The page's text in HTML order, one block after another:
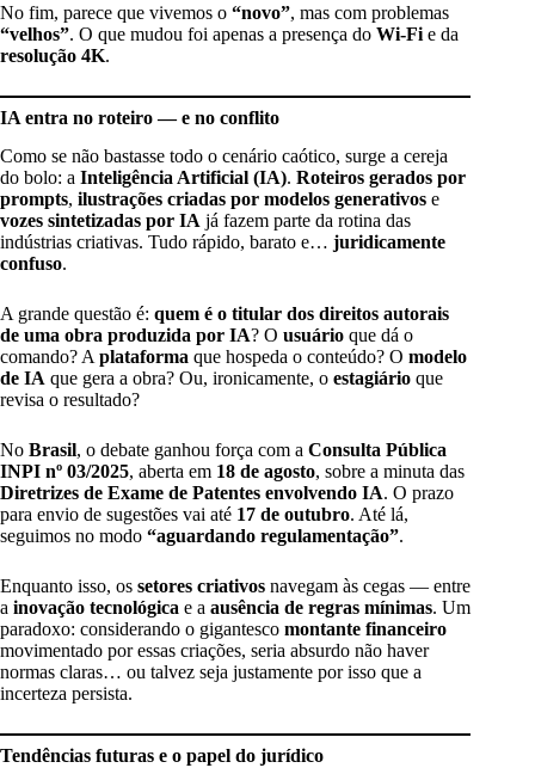
No fim, parece que vivemos o “novo”, mas com problemas
“velhos”. O que mudou foi apenas a presença do Wi-Fi e da
resolução 4K.
IA entra no roteiro — e no conflito
Como se não bastasse todo o cenário caótico, surge a cereja
do bolo: a Inteligência Artificial (IA). Roteiros gerados por
prompts, ilustrações criadas por modelos generativos e
vozes sintetizadas por IA já fazem parte da rotina das
indústrias criativas. Tudo rápido, barato e… juridicamente
confuso.
A grande questão é: quem é o titular dos direitos autorais
de uma obra produzida por IA? O usuário que dá o
comando? Aplataforma que hospeda o conteúdo? O modelo
de IA que gera a obra? Ou, ironicamente, o estagiário que
revisa o resultado?
No Brasil, o debate ganhou força com a Consulta Pública
INPI nº 03/2025, aberta em 18 de agosto, sobre a minuta das
Diretrizes de Exame de Patentes envolvendo IA. O prazo
para envio de sugestões vai até 17 de outubro. Até lá,
seguimos no modo “aguardando regulamentação”.
Enquanto isso, os setores criativos navegam às cegas — entre
a inovação tecnológica e a ausência de regras mínimas. Um
paradoxo: considerando o gigantesco montante financeiro
movimentado por essas criações, seria absurdo não haver
normas claras… ou talvez seja justamente por isso que a
incerteza persista.
Tendências futuras e o papel do jurídico